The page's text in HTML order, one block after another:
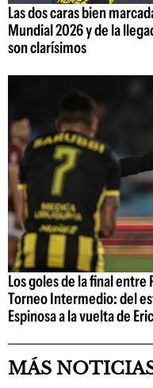
Las dos caras bien
Mundial 2026 y de la
son clarísimos
Los goles de la final entre
Torneo Intermedio: del
Espinosa a la vuelta de
MÁS